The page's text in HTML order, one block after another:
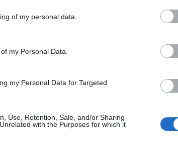
of my personal data.
my Personal Data.
my Personal Data for Targeted
Use, Retention, Sale, and/or Sharing
with the Purposes for which it